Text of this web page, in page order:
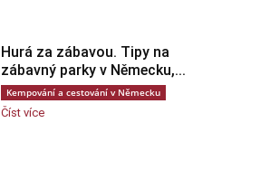
Hurá za zábavou. Tipy na
zábavný parky v Německu,...
Kempování a cestování v Německu
Číst více